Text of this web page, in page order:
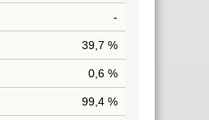
-
39,7 %
0,6 %
99,4 %